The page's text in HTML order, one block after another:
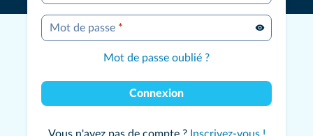
Mot de passe *
Mot de passe oublié ?
Connexion